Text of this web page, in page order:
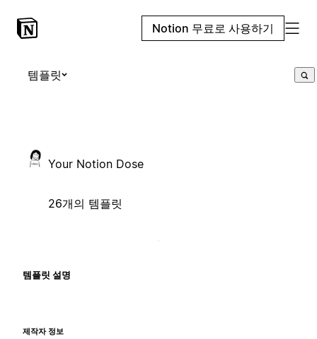
Notion 무료로 사용하기
템플릿
Your Notion Dose
26개의 템플릿
템플릿 설명
제작자 정보